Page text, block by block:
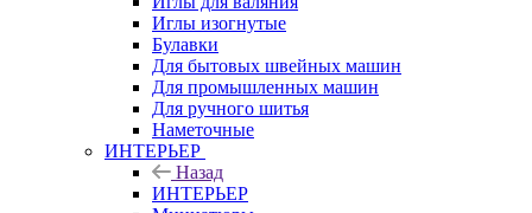
Иглы изогнутые
Булавки
Для бытовых швейных машин
Для промышленных машин
Для ручного шитья
Наметочные
ИНТЕРЬЕР
Назад
ИНТЕРЬЕР